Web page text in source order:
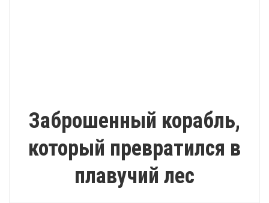
Заброшенный корабль,
который превратился в
плавучий лес